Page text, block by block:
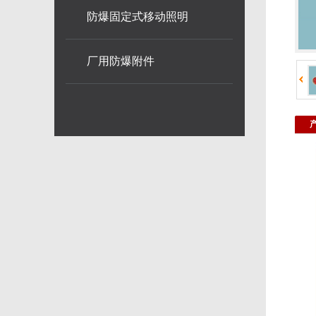
防爆固定式移动照明
厂用防爆附件